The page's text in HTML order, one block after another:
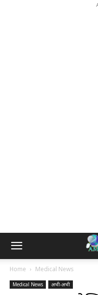
Home Medical News
Medical News अभी-अभी